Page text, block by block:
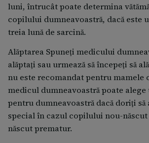
luni, întrucât poate determina
copilului dumneavoastră, dacă este
treia lună de sarcină.
Alăptarea Spuneți medicului
alăptați sau urmează să începeți să
nu este recomandat pentru mamele
medicul dumneavoastră poate
pentru dumneavoastră dacă doriți să
special în cazul copilului nou-
născut prematur.